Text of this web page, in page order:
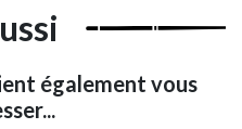
également vous